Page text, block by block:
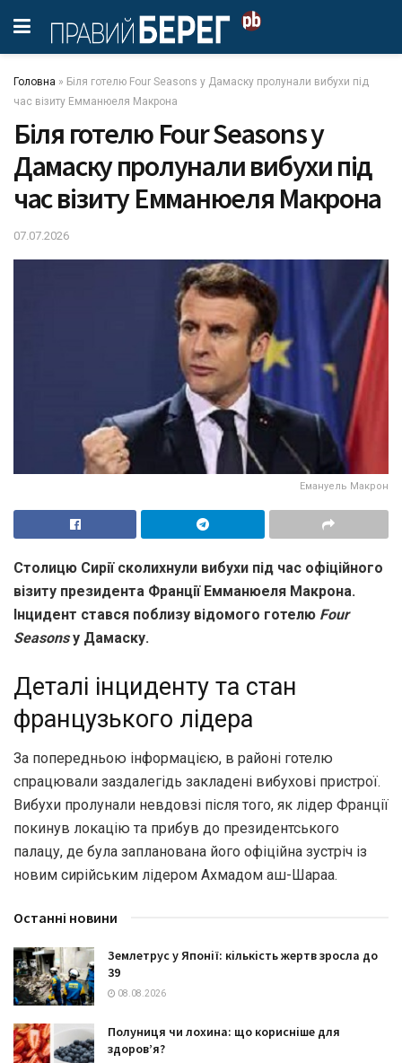
Головна » Біля готелю Four Seasons у Дамаску пролунали вибухи під
час візиту Емманюеля Макрона
Біля готелю Four Seasons у
Дамаску пролунали вибухи під
час візиту Емманюеля Макрона
07.07.2026
Емануель Макрон
Столицю Сирії сколихнули вибухи під час офіційного
візиту президента Франції Емманюеля Макрона.
Інцидент стався поблизу відомого готелю Four
Seasonsу Дамаску.
Деталі інциденту та стан
французького лідера
За попередньою інформацією, в районі готелю
спрацювали заздалегідь закладені вибухові пристрої.
Вибухи пролунали невдовзі після того, як лідер Франції
покинув локацію та прибув до президентського
палацу, де була запланована його офіційна зустріч із
новим сирійським лідером Ахмадом аш-Шараа.
Останні новини
Землетрус у Японії: кількість жертв зросла до
39
08.08.2026
Полуниця чи лохина: що корисніше для
здоров’я?